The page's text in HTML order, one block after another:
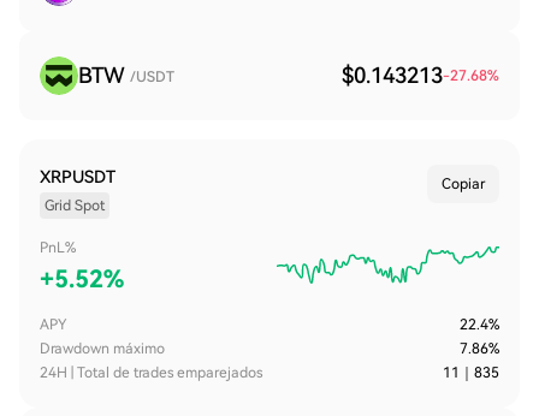
BTW /USDT $0.143213-27.68%
XRPUSDT
Grid Spot
Copiar
PnL%
+5.52%
APY
22.4%
Drawdown máximo
7.86%
24H | Total de trades emparejados
11 835